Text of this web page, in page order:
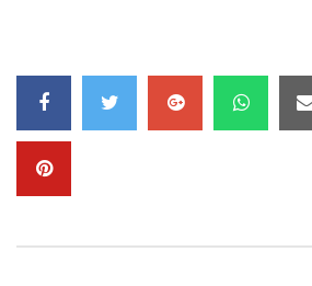
la 2ème édition du
Casimir